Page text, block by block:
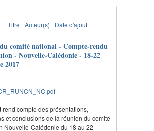
Titre Auteur(s) Date d'ajout
comité national - Compte-rendu
- Nouvelle-Calédonie - 18-22
2017
rend compte des présentations,
et conclusions de la réunion du comité
Nouvelle-Calédonie du 18 au 22